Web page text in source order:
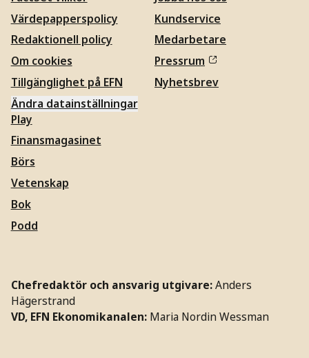
Värdepapperspolicy
Redaktionell policy
Om cookies
Tillgänglighet på EFN
Ändra datainställningar
Kundservice
Medarbetare
Pressrum
Nyhetsbrev
Play
Finansmagasinet
Börs
Vetenskap
Bok
Podd
Chefredaktör och ansvarig utgivare: Anders
Hägerstrand
VD, EFN Ekonomikanalen: Maria Nordin Wessman